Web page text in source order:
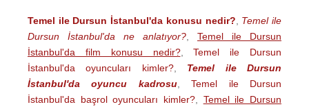
Temel ile Dursun İstanbul'da konusu nedir?
Temel ile
Dursun İstanbul'da ne anlatıyor?
Temel ile Dursun
İstanbul'da film konusu nedir?,Temel ile Dursun
İstanbul'da oyuncuları kimler?, Temel ile Dursun
İstanbul'da oyuncu kadrosu,Temel ile Dursun
İstanbul'da başrol oyuncuları kimler?
Temel ile Dursun